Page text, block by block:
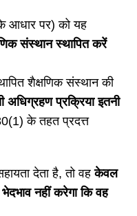
आधार पर) को यह
संस्थान स्थापित करें
शैक्षणिक संस्थान की
अधिग्रहण प्रक्रिया इतनी
के तहत प्रदत्त
देता है, तो वहकेवल
नहीं करेगा कि वह